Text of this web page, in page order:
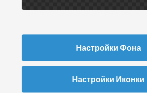
Настройки Фона
Настройки Иконки